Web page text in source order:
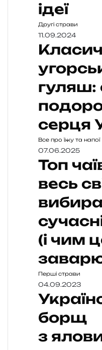
ідеї
Другі страви
11.09.2024
гуляш:
серця
Все про їжу та напої
07.06.2025
Топ
весь
(і чим
Перші страви
04.09.2023
борщ
з